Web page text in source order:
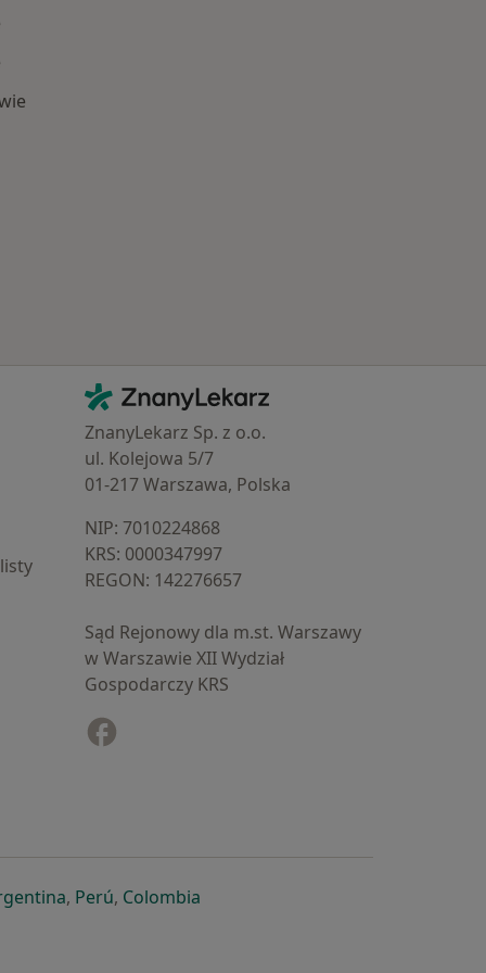
Kontakt
ZnanyLekarz - Strona główna
ZnanyLekarz Sp. z o.o.
ul. Kolejowa 5/7
01-217 Warszawa, Polska
NIP: ⁠7010224868
KRS: ⁠0000347997
REGON: ⁠142276657
Sąd Rejonowy dla m.st. Warszawy
w Warszawie XII Wydział
Gospodarczy KRS
karcie
w nowej karcie
się w nowej karcie
otwiera się w nowej karcie
, Perúotwiera się w nowej karcie
, Colombiaotwiera się w nowej karcie